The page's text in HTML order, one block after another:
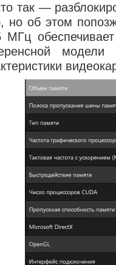
так —
но об этом
МГц